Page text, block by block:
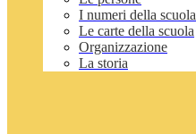
I numeri della scuola
Le carte della scuola
Organizzazione
La storia